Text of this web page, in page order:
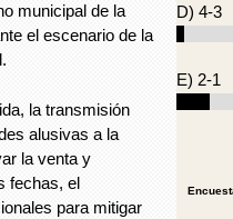
municipal de la
el escenario de la
la transmisión
alusivas a la
la venta y
fechas, el
para mitigar
D) 4-3
E) 2-1